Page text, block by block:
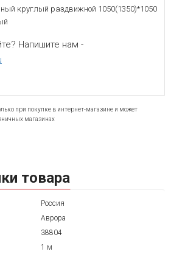
круглый раздвижной 1050(1350)*1050
Напишите нам -
при покупке в интернет-магазине и может
магазинах
товара
Россия
Аврора
38804
1 м